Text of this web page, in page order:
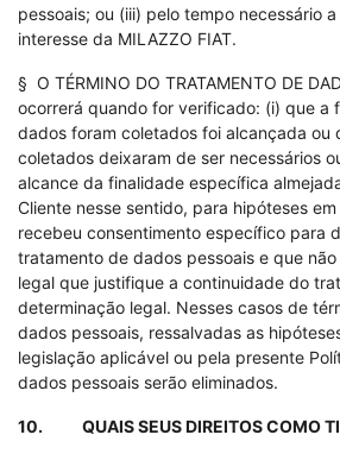
pessoais; ou (iii) pelo tempo necessário
interesse da MILAZZO FIAT.
§ O TÉRMINO DO TRATAMENTO DE
ocorrerá quando for verificado: (i) que a
dados foram coletados foi alcançada ou
coletados deixaram de ser necessários
alcance da finalidade específica
Cliente nesse sentido, para hipóteses
recebeu consentimento específico para
tratamento de dados pessoais e que
legal que justifique a continuidade do
determinação legal. Nesses casos de
dados pessoais, ressalvadas as
legislação aplicável ou pela presente
dados pessoais serão eliminados.
10. QUAIS SEUS DIREITOS COMO